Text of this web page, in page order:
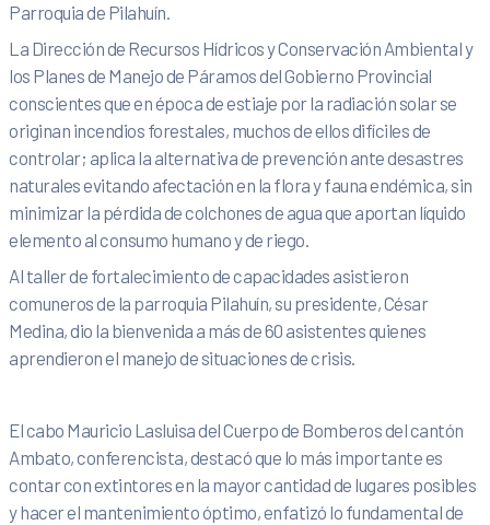
Parroquia de Pilahuín.
La Dirección de Recursos Hídricos y Conservación Ambiental y
los Planes de Manejo de Páramos del Gobierno Provincial
conscientes que en época de estiaje por la radiación solar se
originan incendios forestales, muchos de ellos difíciles de
controlar; aplica la alternativa de prevención ante desastres
naturales evitando afectación en la flora y fauna endémica, sin
minimizar la pérdida de colchones de agua que aportan líquido
elemento al consumo humano y de riego.
Al taller de fortalecimiento de capacidades asistieron
comuneros de la parroquia Pilahuín, su presidente, César
Medina, dio la bienvenida a más de 60 asistentes quienes
aprendieron el manejo de situaciones de crisis.
El cabo Mauricio Lasluisa del Cuerpo de Bomberos del cantón
Ambato, conferencista, destacó que lo más importante es
contar con extintores en la mayor cantidad de lugares posibles
y hacer el mantenimiento óptimo, enfatizó lo fundamental de